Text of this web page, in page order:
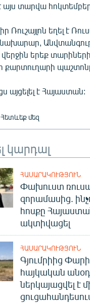
բոլոր կայքերը
այս տարվա
Ռուշայլոն եղել է
նախարար,
երեք
քարտուղարի
այցելել է Հայաստան:
Հետևեք մեզ
կարդալ
ՀԱՍԱՐԱԿՈՒԹՅՈՒՆ
Փախուստ
զորամասից.
հոսքը
ակտիվացել
ՀԱՍԱՐԱԿՈՒԹՅՈՒՆ
Գյումրիից
հայկական
ներկայացվել է